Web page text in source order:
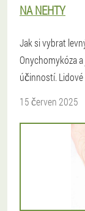
NA NEHTY
Jak si vybrat
Onychomykóza
účinností.
15 červen 2025